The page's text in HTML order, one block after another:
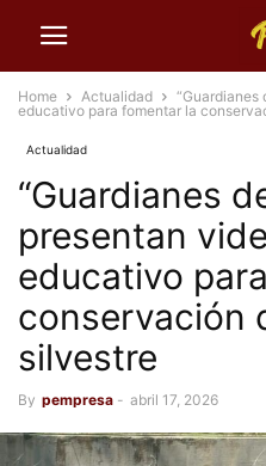
Home Actualidad
“Guardianes
educativo para fomentar la
Actualidad
“Guardianes
presentan
educativo
conservación
silvestre
By pempresa - abril 17, 2026